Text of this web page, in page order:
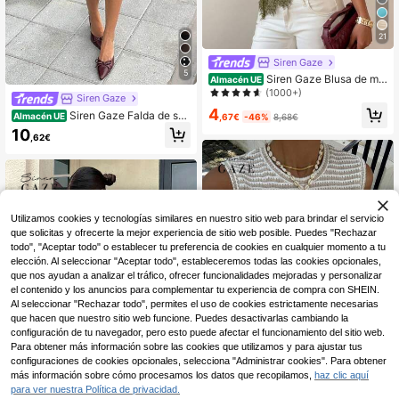
5
Siren Gaze
Almacén UE Siren Gaze Falda de sat
én elegante con patchwork de enc
aje de unicolor para mujer
10 ,62€
21
Siren Gaze
Almacén UE Siren Gaze Blusa de muj
er elegante y ajustada con parches
olo hombro, para carnaval, verano,
lda descubierta, fiesta, festival de m
úsica
(1000+)
4 ,67€ -46% 8,68€
13
Ahorro de 3,63€
Utilizamos cookies y tecnologías similares en nuestro sitio web para brindar el servicio
que solicitas y ofrecerte la mejor experiencia de sitio web posible. Puedes "Rechazar
todo", "Aceptar todo" o establecer tu preferencia de cookies en cualquier momento a tu
elección. Al seleccionar "Aceptar todo", estableceremos todas las cookies opcionales,
que nos ayudan a analizar el tráfico, ofrecer funcionalidades mejoradas y personalizar
el contenido y los anuncios para complementar tu experiencia de compra con SHEIN.
Al seleccionar "Rechazar todo", permites el uso de cookies estrictamente necesarias
que hacen que nuestro sitio web funcione. Puedes desactivarlas cambiando la
configuración de tu navegador, pero esto puede afectar el funcionamiento del sitio web.
Para obtener más información sobre las cookies que utilizamos y para ajustar tus
configuraciones de cookies opcionales, selecciona "Administrar cookies". Para obtener
más información sobre cómo procesamos los datos que recopilamos, haz clic aquí
para ver nuestra Política de privacidad.